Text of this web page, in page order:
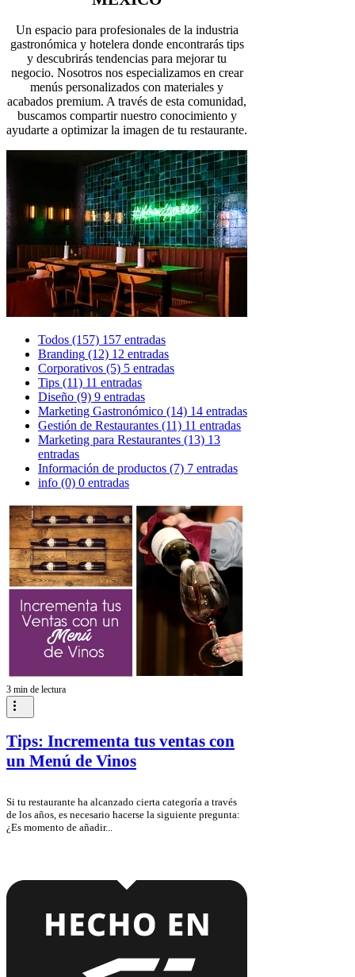
Un espacio para profesionales de la industria
gastronómica y hotelera donde encontrarás tips
y descubrirás tendencias para mejorar tu
negocio. Nosotros nos especializamos en crear
menús personalizados con materiales y
acabados premium. A través de esta comunidad,
buscamos compartir nuestro conocimiento y
ayudarte a optimizar la imagen de tu restaurante.
Todos (157) 157 entradas
Branding (12) 12 entradas
Corporativos (5) 5 entradas
Tips (11) 11 entradas
Diseño (9) 9 entradas
Marketing Gastronómico (14) 14 entradas
Gestión de Restaurantes (11) 11 entradas
Marketing para Restaurantes (13) 13
entradas
Información de productos (7) 7 entradas
info (0) 0 entradas
3 min de lectura
Tips: Incrementa tus ventas con
un Menú de Vinos
Si tu restaurante ha alcanzado cierta categoría a través
de los años, es necesario hacerse la siguiente pregunta:
¿Es momento de añadir...